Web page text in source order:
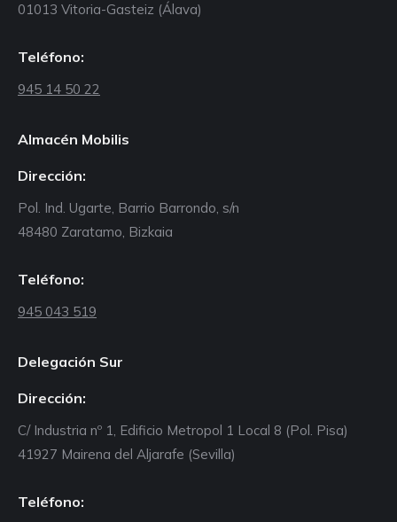
01013 Vitoria-Gasteiz (Álava)
Teléfono:
945 14 50 22
Almacén Mobilis
Dirección:
Pol. Ind. Ugarte, Barrio Barrondo, s/n
48480 Zaratamo, Bizkaia
Teléfono:
945 043 519
Delegación Sur
Dirección:
C/ Industria nº 1, Edificio Metropol 1 Local 8 (Pol. Pisa)
41927 Mairena del Aljarafe (Sevilla)
Teléfono: